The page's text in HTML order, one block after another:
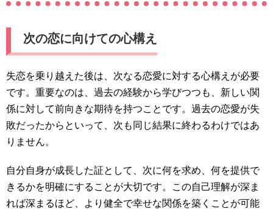
次の恋に向けての心構え
失恋を乗り越えた後は、次なる恋愛に対する心構えが必要
です。重要なのは、過去の経験から学びつつも、新しい関
係に対して前向きな期待を持つことです。過去の恋愛が失
敗だったからといって、次も同じ結果に終わるわけではあ
りません。
自分自身が成長した証として、次に何を求め、何を提供で
きるかを明確にすることが大切です。この自己理解が深ま
れば深まるほど、より健全で幸せな関係を築くことが可能